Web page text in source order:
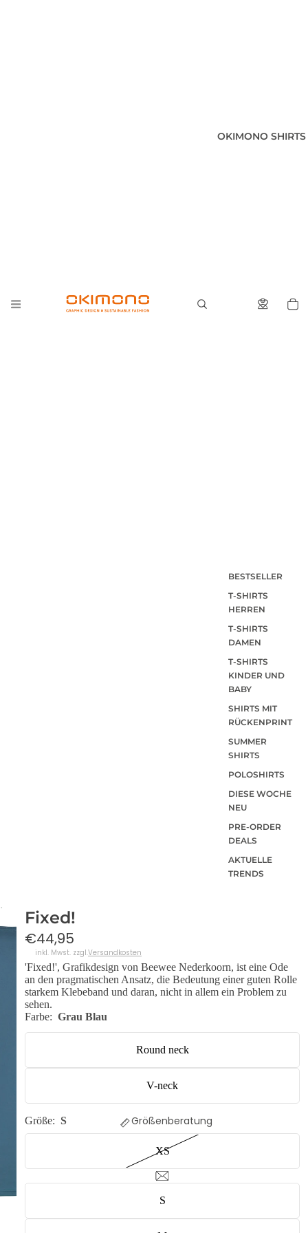
OKIMONO SHIRTS
BESTSELLER
T-SHIRTS
HERREN
T-SHIRTS
DAMEN
T-SHIRTS
KINDER UND
BABY
SHIRTS MIT
RÜCKENPRINT
SUMMER
SHIRTS
POLOSHIRTS
DIESE WOCHE
NEU
PRE-ORDER
DEALS
AKTUELLE
TRENDS
Fixed!
€44,95
inkl. Mwst. zzgl.Versandkosten
'Fixed!', Grafikdesign von Beewee Nederkoorn, ist eine Ode
an den pragmatischen Ansatz, die Bedeutung einer guten Rolle
starkem Klebeband und daran, nicht in allem ein Problem zu
sehen.
Farbe: Grau Blau
Round neck
V-neck
Größe: S Größenberatung
XS
S